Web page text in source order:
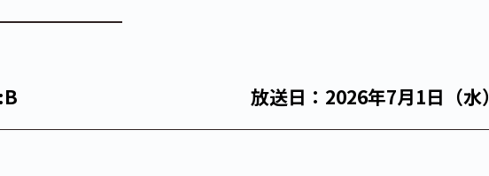
放送日：2026年7月1日（水）